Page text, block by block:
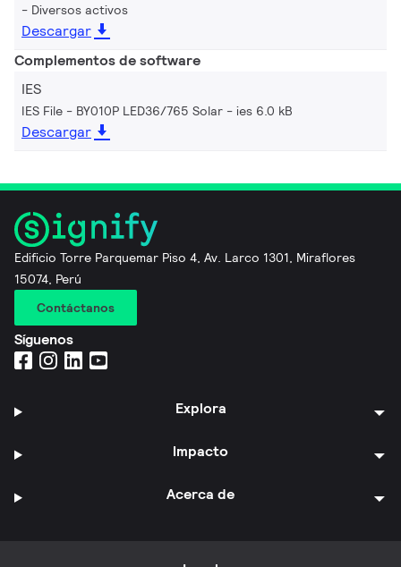
Diversos activos
Descargar
Complementos de software
IES
IES File - BY010P LED36/765 Solar ies 6.0 kB
Descargar
Edificio Torre Parquemar Piso 4, Av. Larco 1301, Miraflores
15074, Perú
Contáctanos
Síguenos
Explora
Impacto
Acerca de